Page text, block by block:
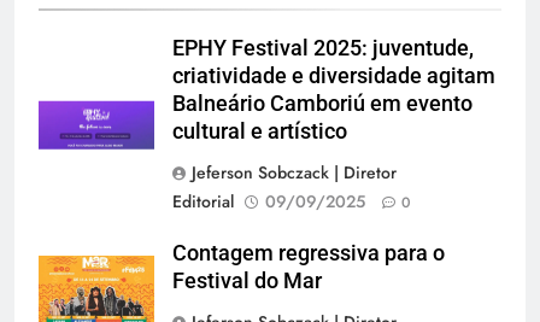
EPHY Festival 2025: juventude,
criatividade e diversidade agitam
Balneário Camboriú em evento
cultural e artístico
Jeferson Sobczack | Diretor
Editorial
09/09/2025 0
Contagem regressiva para o
Festival do Mar